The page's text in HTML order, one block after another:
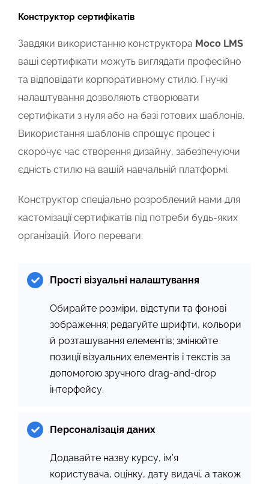
Конструктор сертифікатів
Завдяки використанню конструктора Мосо LMS
ваші сертифікати можуть виглядати професійно
та відповідати корпоративному стилю. Гнучкі
налаштування дозволяють створювати
сертифікати з нуля або на базі готових шаблонів.
Використання шаблонів спрощує процес і
скорочує час створення дизайну, забезпечуючи
єдність стилю на вашій навчальній платформі.
Конструктор спеціально розроблений нами для
кастомізації сертифікатів під потреби будь-яких
організацій. Його переваги:
Прості візуальні налаштування
Обирайте розміри, відступи та фонові
зображення; редагуйте шрифти, кольори
й розташування елементів; змінюйте
позиції візуальних елементів і текстів за
допомогою зручного drag-and-drop
інтерфейсу.
Персоналізація даних
Додавайте назву курсу, ім’я
користувача, оцінку, дату видачі, а також